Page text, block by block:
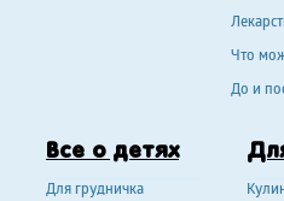
Что
До и
Все о детях
Для грудничка